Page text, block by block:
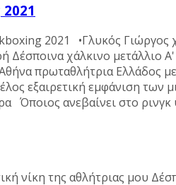
2021 •Γλυκός
Δέσποινα χάλκινο μετάλλιο
πρωταθλήτρια Ελλάδος
εξαιρετική εμφάνιση
Όποιος ανεβαίνει στο
νίκη της αθλήτριας μου